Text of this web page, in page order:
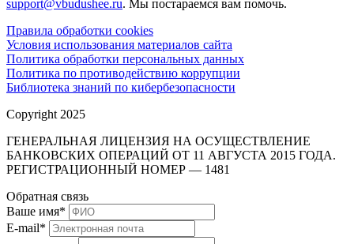
support@vbudushee.ru. Мы постараемся вам помочь.
Правила обработки cookies
Условия использования материалов сайта
Политика обработки персональных данных
Политика по противодействию коррупции
Библиотека знаний по кибербезопасности
Copyright 2025
ГЕНЕРАЛЬНАЯ ЛИЦЕНЗИЯ НА ОСУЩЕСТВЛЕНИЕ
БАНКОВСКИХ ОПЕРАЦИЙ ОТ 11 АВГУСТА 2015 ГОДА.
РЕГИСТРАЦИОННЫЙ НОМЕР — 1481
Обратная связь
Ваше имя*
E-mail*